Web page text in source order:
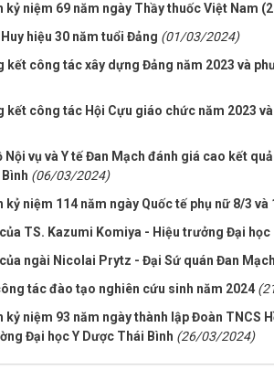
kỷ niệm 69 năm ngày Thầy thuốc Việt Nam
hiệu 30 năm tuổi Đảng (01/03/2024)
kết công tác xây dựng Đảng năm 2023 và
kết công tác Hội Cựu giáo chức năm 2023
Nội vụ và Y tế Đan Mạch đánh giá cao kết
(06/03/2024)
kỷ niệm 114 năm ngày Quốc tế phụ nữ 8/3
TS. Kazumi Komiya - Hiệu trưởng Đại học
ngài Nicolai Prytz - Đại Sứ quán Đan
tác đào tạo nghiên cứu sinh năm 2024
kỷ niệm 93 năm ngày thành lập Đoàn TNCS
Đại học Y Dược Thái Bình (26/03/2024)